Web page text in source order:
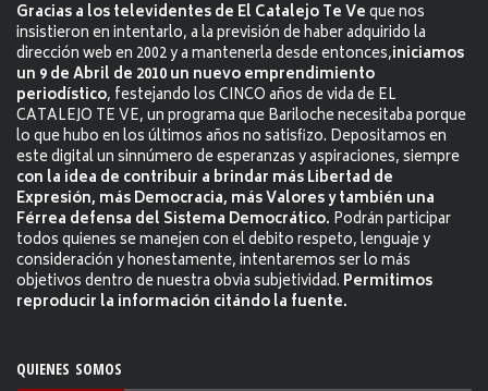
Gracias a los televidentes de El Catalejo Te Veque nos
insistieron en intentarlo, a la previsión de haber adquirido la
dirección web en 2002 y a mantenerla desde entonces,iniciamos
un 9 de Abril de 2010 un nuevo emprendimiento
periodístico, festejando los CINCO años de vida de EL
CATALEJO TE VE, un programa que Bariloche necesitaba porque
lo que hubo en los últimos años no satisfizo. Depositamos en
este digital un sinnúmero de esperanzas y aspiraciones, siempre
con la idea de contribuir a brindar más Libertad de
Expresión, más Democracia, más Valores y también una
Férrea defensa del Sistema Democrático. Podrán participar
todos quienes se manejen con el debito respeto, lenguaje y
consideración y honestamente, intentaremos ser lo más
objetivos dentro de nuestra obvia subjetividad. Permitimos
reproducir la información citándo la fuente.
QUIENES SOMOS